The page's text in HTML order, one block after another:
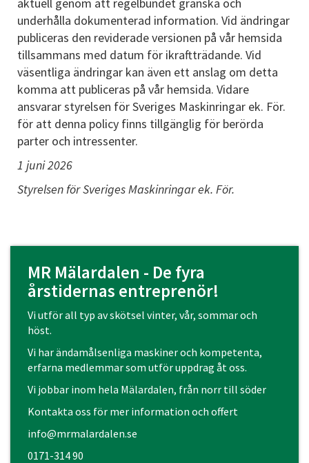
underhålla dokumenterad information. Vid ändringar
publiceras den reviderade versionen på vår hemsida
tillsammans med datum för ikraftträdande. Vid
väsentliga ändringar kan även ett anslag om detta
komma att publiceras på vår hemsida. Vidare
ansvarar styrelsen för Sveriges Maskinringar ek. För.
för att denna policy finns tillgänglig för berörda
parter och intressenter.
1 juni 2026
Styrelsen för Sveriges Maskinringar ek. För.
MR Mälardalen - De fyra
årstidernas entreprenör!
Vi utför all typ av skötsel vinter, vår, sommar och
höst.
Vi har ändamålsenliga maskiner och kompetenta,
erfarna medlemmar som utför uppdrag åt oss.
Vi jobbar inom hela Mälardalen, från norr till söder
Kontakta oss för mer information och offert
info@mrmalardalen.se
0171-314 90